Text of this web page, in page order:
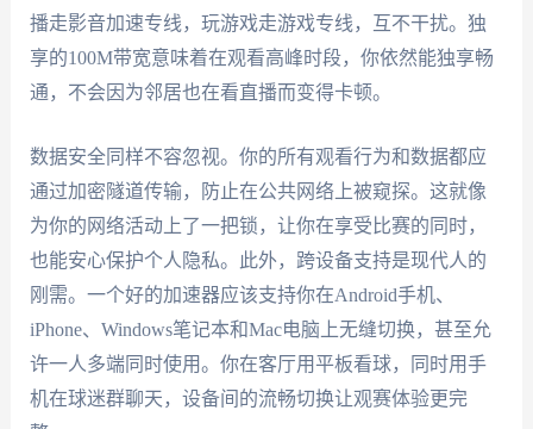
播走影音加速专线，玩游戏走游戏专线，互不干扰。独
享的100M带宽意味着在观看高峰时段，你依然能独享畅
通，不会因为邻居也在看直播而变得卡顿。
数据安全同样不容忽视。你的所有观看行为和数据都应
通过加密隧道传输，防止在公共网络上被窥探。这就像
为你的网络活动上了一把锁，让你在享受比赛的同时，
也能安心保护个人隐私。此外，跨设备支持是现代人的
刚需。一个好的加速器应该支持你在Android手机、
iPhone、Windows笔记本和Mac电脑上无缝切换，甚至允
许一人多端同时使用。你在客厅用平板看球，同时用手
机在球迷群聊天，设备间的流畅切换让观赛体验更完